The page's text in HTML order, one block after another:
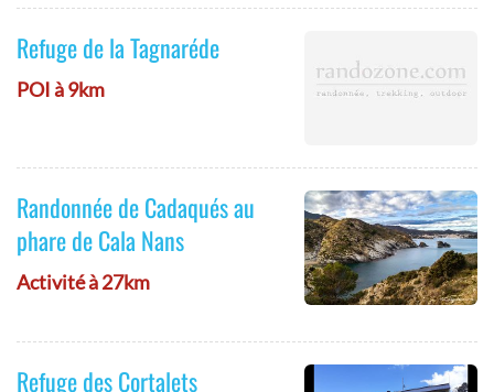
Refuge de la Tagnaréde
POI à 9km
Randonnée de Cadaqués au
phare de Cala Nans
Activité à 27km
Refuge des Cortalets